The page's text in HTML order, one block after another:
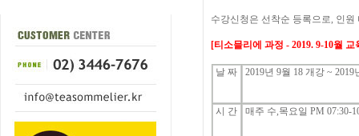
수강신청은 선착순 등록으로, 인원
[티소믈리에 과정 - 2019. 9-10월 교
날 짜 2019년 9월 18 개강 ~ 2019
시 간 매주 수,목요일 PM 07:30-